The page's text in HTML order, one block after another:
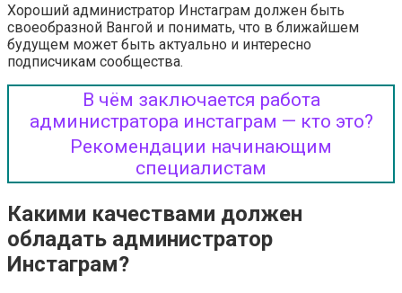
Хороший администратор Инстаграм должен быть
своеобразной Вангой и понимать, что в ближайшем
будущем может быть актуально и интересно
подписчикам сообщества.
В чём заключается работа
администратора инстаграм — кто это?
Рекомендации начинающим
специалистам
Какими качествами должен
обладать администратор
Инстаграм?